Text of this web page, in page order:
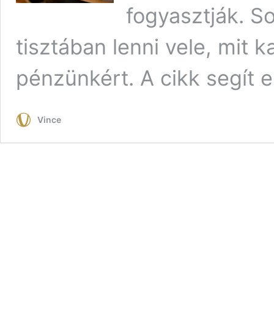
fogyasztják.
tisztában lenni vele, mit
pénzünkért. A cikk segít
Vince